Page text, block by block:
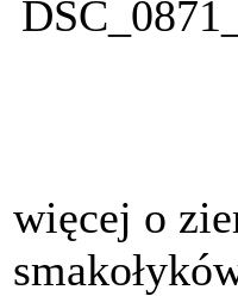
więcej o